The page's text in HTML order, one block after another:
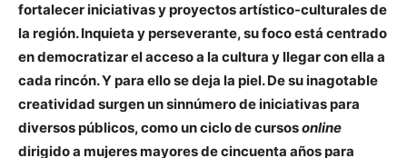
fortalecer iniciativas y proyectos artístico-culturales de
la región. Inquieta y perseverante, su foco está centrado
en democratizar el acceso a la cultura y llegar con ella a
cada rincón. Y para ello se deja la piel. De su inagotable
creatividad surgen un sinnúmero de iniciativas para
diversos públicos, como un ciclo de cursosonline
dirigido a mujeres mayores de cincuenta años para